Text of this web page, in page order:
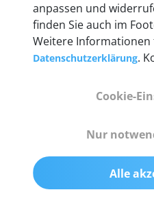
Technische
Abmessungen
Gewicht
200 g
anpassen und
finden Sie auch im
Weitere Informationen
Datenschutzerklärung.
Cookie-
Nur
Alle